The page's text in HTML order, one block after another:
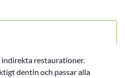
restaurationer.
dentin och passar alla